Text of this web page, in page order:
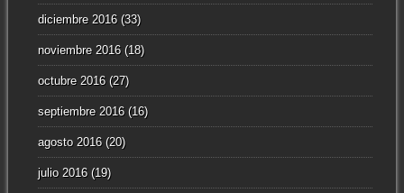
diciembre 2016(33)
noviembre 2016(18)
octubre 2016(27)
septiembre 2016(16)
agosto 2016(20)
julio 2016(19)